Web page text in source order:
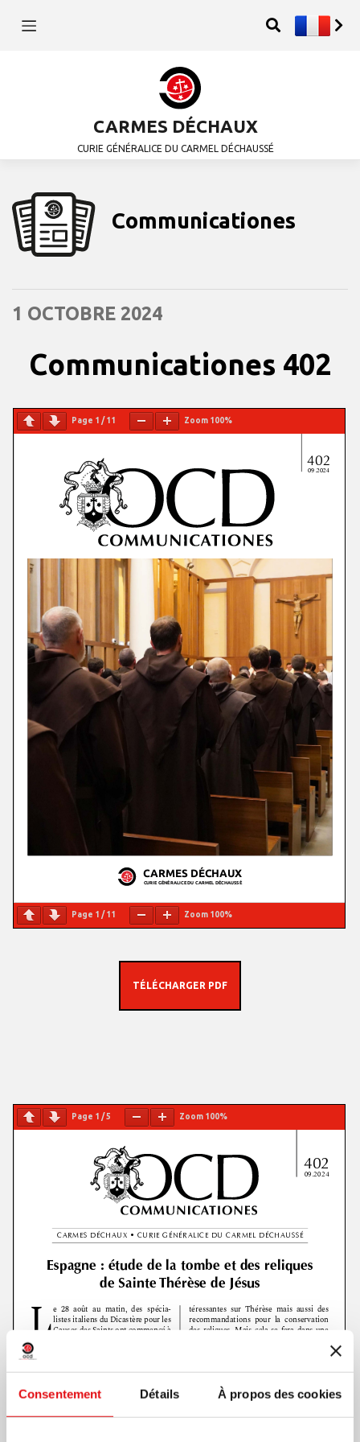
Consentement Détails À propos des cookies
CARMES DÉCHAUX
CURIE GÉNÉRALICE DU CARMEL DÉCHAUSSÉ
Communicationes
1 OCTOBRE 2024
Communicationes 402
Page 1 /11 Zoom 100%
Page 1 /11 Zoom 100%
TÉLÉCHARGER PDF
Page 1 /5 Zoom 100%